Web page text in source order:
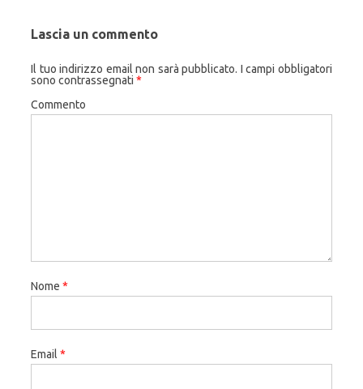
Lascia un commento
Il tuo indirizzo email non sarà pubblicato. I campi obbligatori
sono contrassegnati *
Commento
Nome *
Email *